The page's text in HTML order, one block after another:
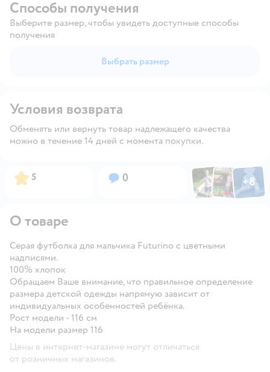
Способы получения
Выберите размер, чтобы увидеть доступные способы
получения
Выбрать размер
Условия возврата
Обменять или вернуть товар надлежащего качества
можно в течение 14 дней с момента покупки.
Рейтинг:
5 Вопросов:
0 ФотоФотоФото
+8
Открыть
О товаре
Серая футболка для мальчика Futurino с цветными
надписями.
100% хлопок
Обращаем Ваше внимание, что правильное определение
размера детской одежды напрямую зависит от
индивидуальных особенностей ребёнка.
Рост модели - 116 см
На модели размер 116
Цены в интернет-магазине могут отличаться
от розничных магазинов.